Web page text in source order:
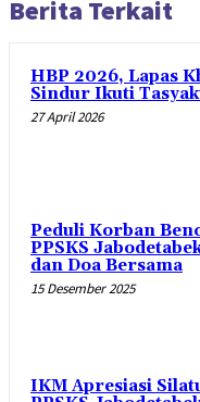
Berita Terkait
HBP 2026, Lapas
Sindur Ikuti
27 April 2026
Peduli Korban
PPSKS
dan Doa Bersama
15 Desember 2025
IKM Apresiasi